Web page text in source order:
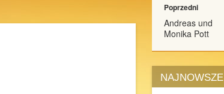
Poprzedni
Andreas und
Monika Pott
NAJNOWSZE